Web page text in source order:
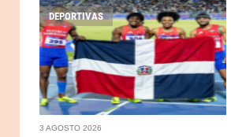
DEPORTIVAS
3 AGOSTO 2026